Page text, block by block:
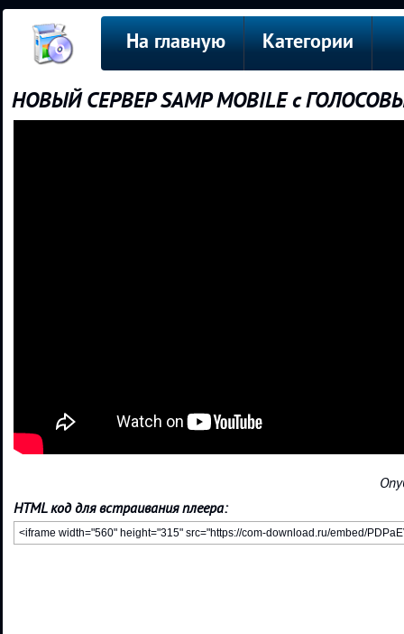
На главную Категории
НОВЫЙ СЕРВЕР SAMP MOBILE с
HTML код для встраивания плеера: